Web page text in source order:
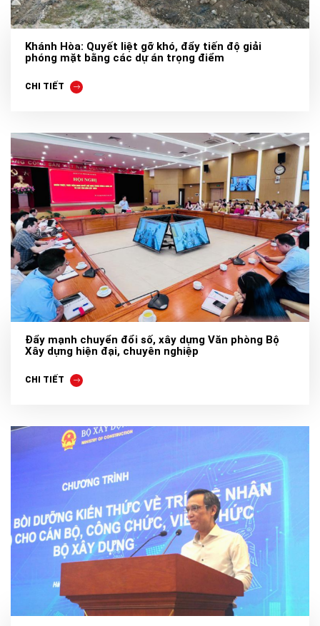
Khánh Hòa: Quyết liệt gỡ khó, đẩy tiến độ giải
phóng mặt bằng các dự án trọng điểm
CHI TIẾT
Đẩy mạnh chuyển đổi số, xây dựng Văn phòng Bộ
Xây dựng hiện đại, chuyên nghiệp
CHI TIẾT